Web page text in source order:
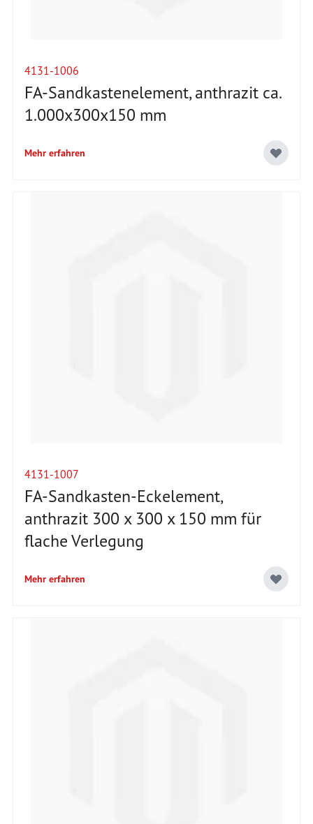
4131-1006
FA-Sandkastenelement, anthrazit ca.
1.000x300x150 mm
Mehr erfahren
4131-1007
FA-Sandkasten-Eckelement,
anthrazit 300 x 300 x 150 mm für
flache Verlegung
Mehr erfahren